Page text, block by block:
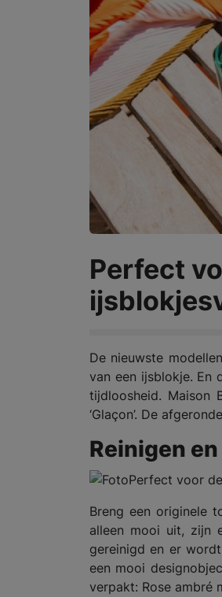
Perfect
De nieuwste
van een ijsblokje. En
tijdloosheid. Maison
‘Glaçon’. De
Reinigen
Breng een originele
alleen mooi uit, zijn
gereinigd en er
een mooi
verpakt: Rose ambré